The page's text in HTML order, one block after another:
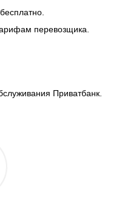
перевозщика.
Приватбанк.